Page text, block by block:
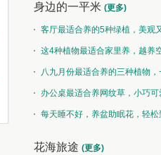
身边的一平米 (更多)
客厅最适合养的5种绿植，美观
这4种植物最适合家里养，越养
净！八九月份最适合养的三种植物
盆呀~
办公桌最适合养网纹草，小巧
眼！每天睡不好，养盆助眠花，轻松
花海旅途 (更多)